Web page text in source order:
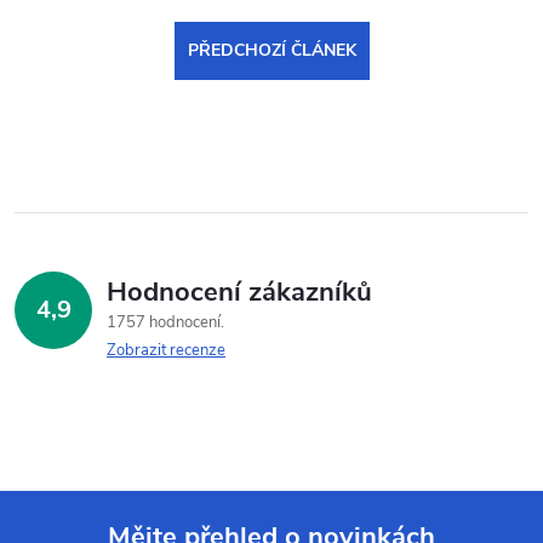
PŘEDCHOZÍ ČLÁNEK
4,9 Hodnocení zákazníků
1757 hodnocení
Zobrazit recenze